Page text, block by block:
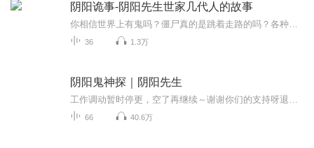
阴阳诡事-阴阳先生世家几代人的故事
36 1.3万
阴阳鬼神探｜阴阳先生
66 40.6万